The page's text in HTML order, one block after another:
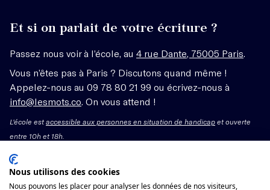
Et si on parlait de votre écriture ?
Passez nous voir à l’école, au 4 rue Dante, 75005 Paris
Vous n’êtes pas à Paris ? Discutons quand même !
Appelez-nous au 09 78 80 21 99 ou écrivez-nous à
info@lesmots.co . On vous attend !
L'école estaccessible aux personnes en situation de handicap et ouverte
entre 10h et 18h.
Mentions légales – CGV
Nous utilisons des cookies
Nous pouvons les placer pour analyser les données de nos visiteurs,